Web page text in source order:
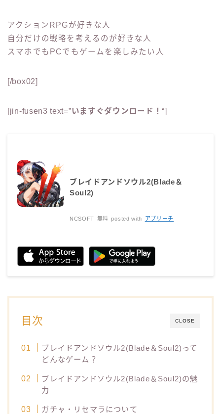
アクションRPGが好きな人
自分だけの戦略を考えるのが好きな人
スマホでもPCでもゲームを楽しみたい人
[/box02]
[jin-fusen3 text=”いますぐダウンロード！“]
ブレイドアンドソウル2(Blade＆
Soul2)
NCSOFT 無料 posted with アプリーチ
CLOSE
目次
ブレイドアンドソウル2(Blade＆Soul2)って
どんなゲーム？
ブレイドアンドソウル2(Blade＆Soul2)の魅
力
ガチャ・リセマラについて